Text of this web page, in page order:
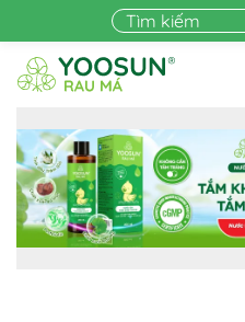
Skip to main content